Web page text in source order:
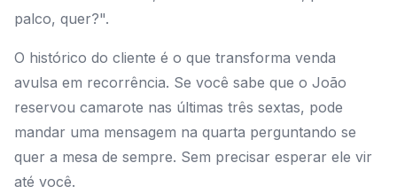
palco, quer?".
O histórico do cliente é o que transforma venda
avulsa em recorrência. Se você sabe que o João
reservou camarote nas últimas três sextas, pode
mandar uma mensagem na quarta perguntando se
quer a mesa de sempre. Sem precisar esperar ele vir
até você.